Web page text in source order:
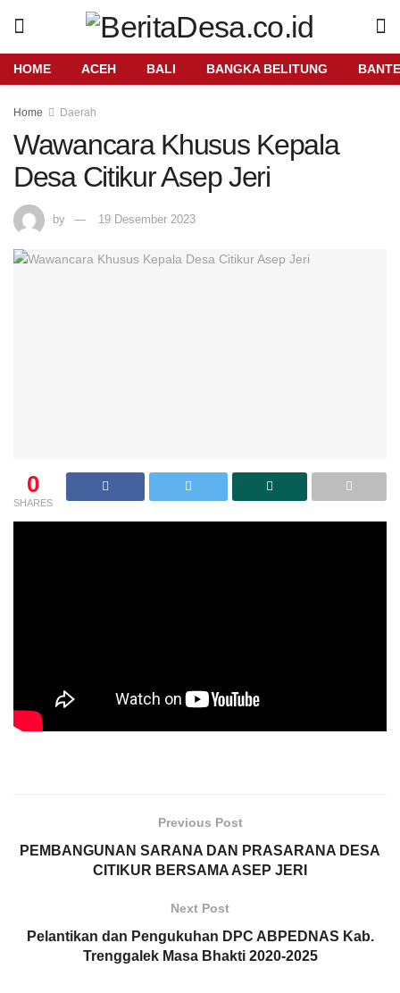
HOME ACEH BALI BANGKA BELITUNG
Home Daerah
Wawancara Khusus Kepala
Desa Citikur Asep Jeri
by 19 Desember 2023
0
SHARES
Previous Post
PEMBANGUNAN SARANA DAN PRASARANA DESA
CITIKUR BERSAMA ASEP JERI
Next Post
Pelantikan dan Pengukuhan DPC ABPEDNAS Kab.
Trenggalek Masa Bhakti 2020-2025